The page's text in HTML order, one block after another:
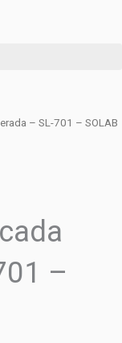
– SL-701 – SOLAB
–